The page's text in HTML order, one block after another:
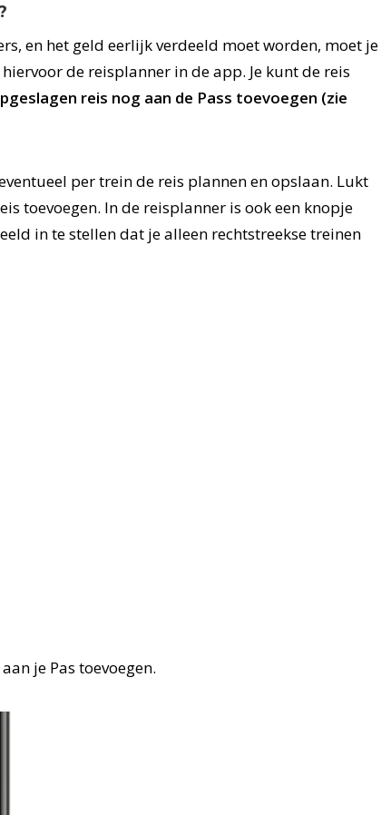
en het geld eerlijk verdeeld moet worden, moet je
de reisplanner in de app. Je kunt de reis
reis nog aan de Pass toevoegen (zie
per trein de reis plannen en opslaan. Lukt
toevoegen. In de reisplanner is ook een knopje
in te stellen dat je alleen rechtstreekse treinen
je Pas toevoegen.